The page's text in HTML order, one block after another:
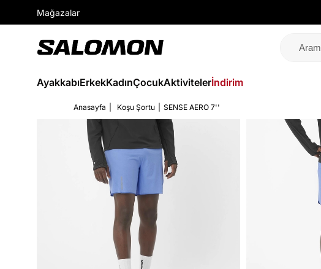
Mağazalar
AyakkabıErkekKadınÇocukAktivitelerİndirim
Anasayfa Koşu Şortu SENSE AERO 7''